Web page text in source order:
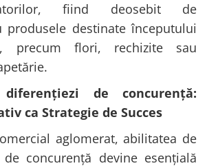
fiind deosebit de
produsele destinate începutului
precum flori, rechizite sau
de concurență:
ca Strategie de Succes
aglomerat, abilitatea de
concurență devine esențială